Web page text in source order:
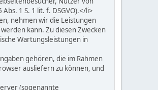
1 S. 1 lit. f. DSGVO).</li>
nehmen wir die Leistungen
kann. Zu diesen Zwecken
Wartungsleistungen in
gehören, die im Rahmen
ausliefern zu können, und
(sogenannte